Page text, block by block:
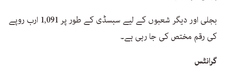
بجلی اور دیگر شعبوں کے لیے سبسڈی کے طور پر 1,091 ارب روپے
کی رقم مختص کی جا رہی ہے۔
گرانٹس